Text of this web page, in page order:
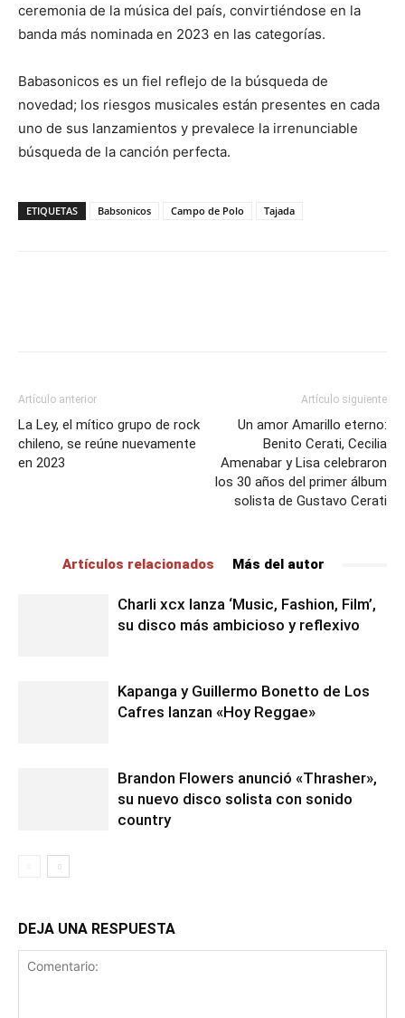
ceremonia de la música del país, convirtiéndose en la
banda más nominada en 2023 en las categorías.
Babasonicos es un fiel reflejo de la búsqueda de
novedad; los riesgos musicales están presentes en cada
uno de sus lanzamientos y prevalece la irrenunciable
búsqueda de la canción perfecta.
ETIQUETAS Babsonicos Campo de Polo Tajada
Artículo anterior
La Ley, el mítico grupo de rock
chileno, se reúne nuevamente
en 2023
Artículo siguiente
Un amor Amarillo eterno:
Benito Cerati, Cecilia
Amenabar y Lisa celebraron
los 30 años del primer álbum
solista de Gustavo Cerati
Artículos relacionados Más del autor
Charli xcx lanza ‘Music, Fashion, Film’,
su disco más ambicioso y reflexivo
Kapanga y Guillermo Bonetto de Los
Cafres lanzan «Hoy Reggae»
Brandon Flowers anunció «Thrasher»,
su nuevo disco solista con sonido
country
DEJA UNA RESPUESTA